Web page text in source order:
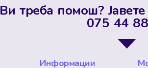
Ви треба помош?
075 44
Информации